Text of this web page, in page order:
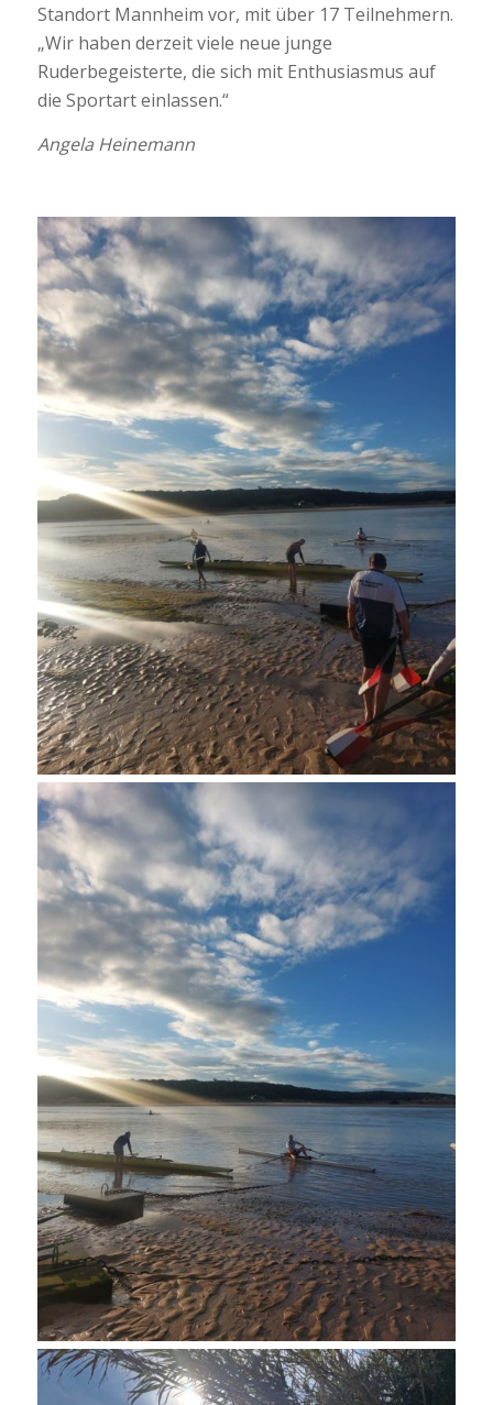
Standort Mannheim vor, mit über 17 Teilnehmern.
„Wir haben derzeit viele neue junge
Ruderbegeisterte, die sich mit Enthusiasmus auf
die Sportart einlassen.“
Angela Heinemann